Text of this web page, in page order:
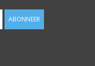
ABONNEER